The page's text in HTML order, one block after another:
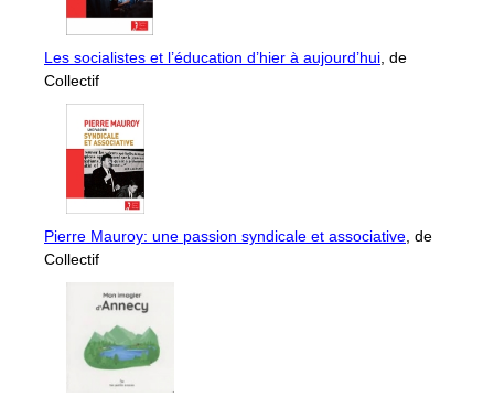
Les socialistes et l’éducation d’hier à aujourd’hui , de
Collectif
Pierre Mauroy: une passion syndicale et associative , de
Collectif